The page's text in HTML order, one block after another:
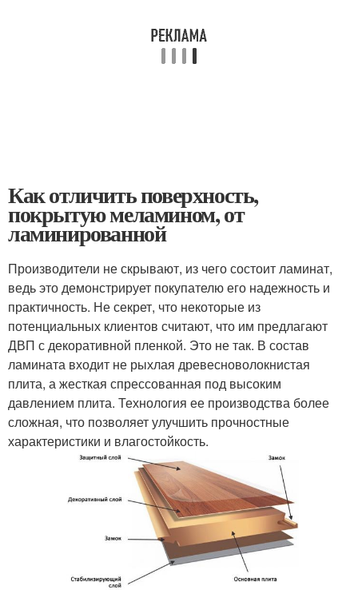
Как отличить поверхность,
покрытую меламином, от
ламинированной
Производители не скрывают, из чего состоит ламинат,
ведь это демонстрирует покупателю его надежность и
практичность. Не секрет, что некоторые из
потенциальных клиентов считают, что им предлагают
ДВП с декоративной пленкой. Это не так. В состав
ламината входит не рыхлая древесноволокнистая
плита, а жесткая спрессованная под высоким
давлением плита. Технология ее производства более
сложная, что позволяет улучшить прочностные
характеристики и влагостойкость.